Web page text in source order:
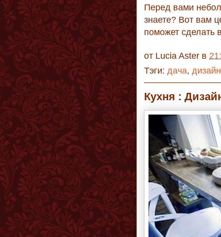
Перед вами
знаете? Вот вам
поможет сделать
от Lucia Aster в
Тэги: дача, дизайн
Кухня :